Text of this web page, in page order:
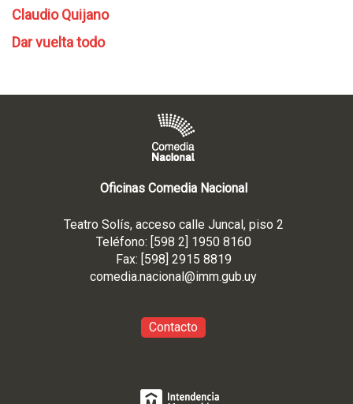
Claudio Quijano
Dar vuelta todo
Oficinas Comedia Nacional
Teatro Solís, acceso calle Juncal, piso 2
Teléfono: [598 2] 1950 8160
Fax: [598] 2915 8819
comedia.nacional@imm.gub.uy
Contacto